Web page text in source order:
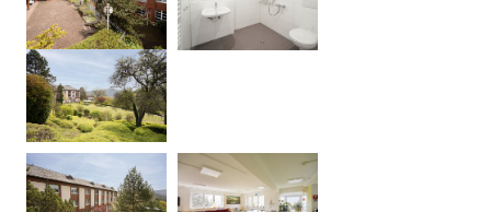
STATISTIK
Statistik Cookies erfassen Informationen anonym.
Diese Informationen helfen uns zu verstehen, wie
unsere Besucher unsere Website nutzen. Hierzu
nutzen wir die Software matomo. Daten werden
nicht an Dritte weitergegeben.
_pk_id